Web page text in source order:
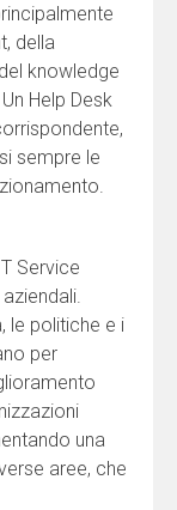
della
knowledge
Help Desk
sempre le
Service
le politiche e i
per
una
aree, che